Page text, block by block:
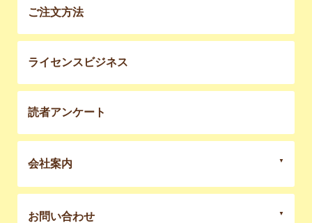
ご注文方法
ライセンスビジネス
読者アンケート
会社案内
お問い合わせ